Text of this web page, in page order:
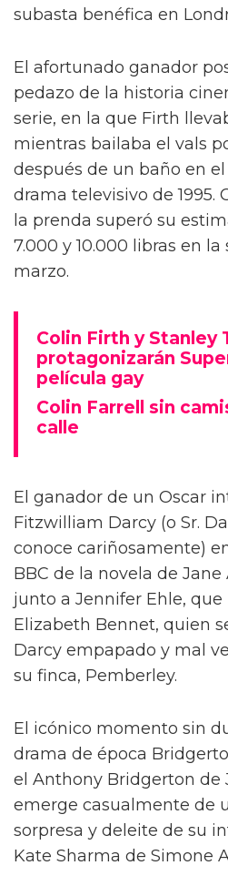
subasta benéfica en
El afortunado ganador
pedazo de la historia
serie, en la que Firth
mientras bailaba el vals
después de un baño en
drama televisivo de 1995.
la prenda superó su
7.000 y 10.000 libras en
marzo.
Colin Firth y Stanley
protagonizarán
película gay
Colin Farrell sin
calle
El ganador de un Oscar
Fitzwilliam Darcy (o Sr.
conoce cariñosamente)
BBC de la novela de
junto a Jennifer Ehle,
Elizabeth Bennet, quien
Darcy empapado y mal
su finca, Pemberley.
El icónico momento sin
drama de época
el Anthony Bridgerton de
emerge casualmente de
sorpresa y deleite de su
Kate Sharma de Simone